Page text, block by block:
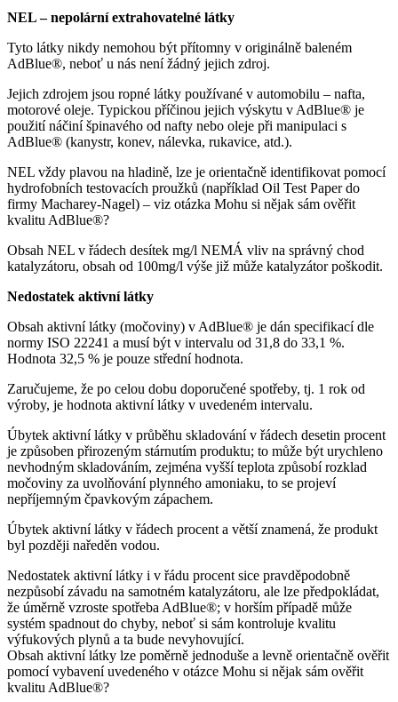
NEL – nepolární extrahovatelné látky
Tyto látky nikdy nemohou být přítomny v originálně baleném
AdBlue®, neboť u nás není žádný jejich zdroj.
Jejich zdrojem jsou ropné látky používané v automobilu – nafta,
motorové oleje. Typickou příčinou jejich výskytu v AdBlue® je
použití náčiní špinavého od nafty nebo oleje při manipulaci s
AdBlue® (kanystr, konev, nálevka, rukavice, atd.).
NEL vždy plavou na hladině, lze je orientačně identifikovat pomocí
hydrofobních testovacích proužků (například Oil Test Paper do
firmy Macharey-Nagel) – viz otázka Mohu si nějak sám ověřit
kvalitu AdBlue®?
Obsah NEL v řádech desítek mg/l NEMÁ vliv na správný chod
katalyzátoru, obsah od 100mg/l výše již může katalyzátor poškodit.
Nedostatek aktivní látky
Obsah aktivní látky (močoviny) v AdBlue® je dán specifikací dle
normy ISO 22241 a musí být v intervalu od 31,8 do 33,1 %.
Hodnota 32,5 % je pouze střední hodnota.
Zaručujeme, že po celou dobu doporučené spotřeby, tj. 1 rok od
výroby, je hodnota aktivní látky v uvedeném intervalu.
Úbytek aktivní látky v průběhu skladování v řádech desetin procent
je způsoben přirozeným stárnutím produktu; to může být urychleno
nevhodným skladováním, zejména vyšší teplota způsobí rozklad
močoviny za uvolňování plynného amoniaku, to se projeví
nepříjemným čpavkovým zápachem.
Úbytek aktivní látky v řádech procent a větší znamená, že produkt
byl později naředěn vodou.
Nedostatek aktivní látky i v řádu procent sice pravděpodobně
nezpůsobí závadu na samotném katalyzátoru, ale lze předpokládat,
že úměrně vzroste spotřeba AdBlue®; v horším případě může
systém spadnout do chyby, neboť si sám kontroluje kvalitu
výfukových plynů a ta bude nevyhovující.
Obsah aktivní látky lze poměrně jednoduše a levně orientačně ověřit
pomocí vybavení uvedeného v otázce Mohu si nějak sám ověřit
kvalitu AdBlue®?